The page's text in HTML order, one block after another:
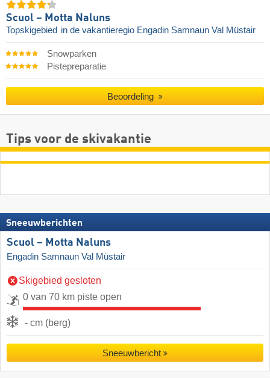
Scuol – Motta Naluns
Topskigebied in de vakantieregio Engadin Samnaun Val Müstair
Snowparken
Pistepreparatie
Beoordeling
Tips voor de skivakantie
Sneeuwberichten
Scuol – Motta Naluns
Engadin Samnaun Val Müstair
Skigebied gesloten
0 van 70 km piste open
- cm (berg)
Sneeuwbericht